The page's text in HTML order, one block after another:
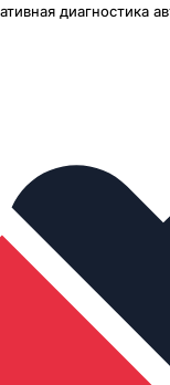
диагностика